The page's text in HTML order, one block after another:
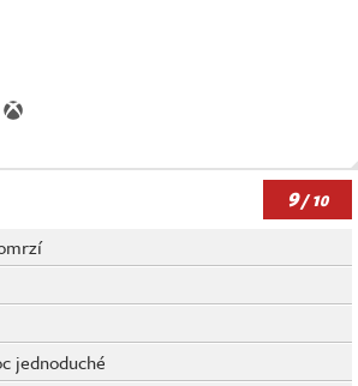
9/ 10
jednoduché